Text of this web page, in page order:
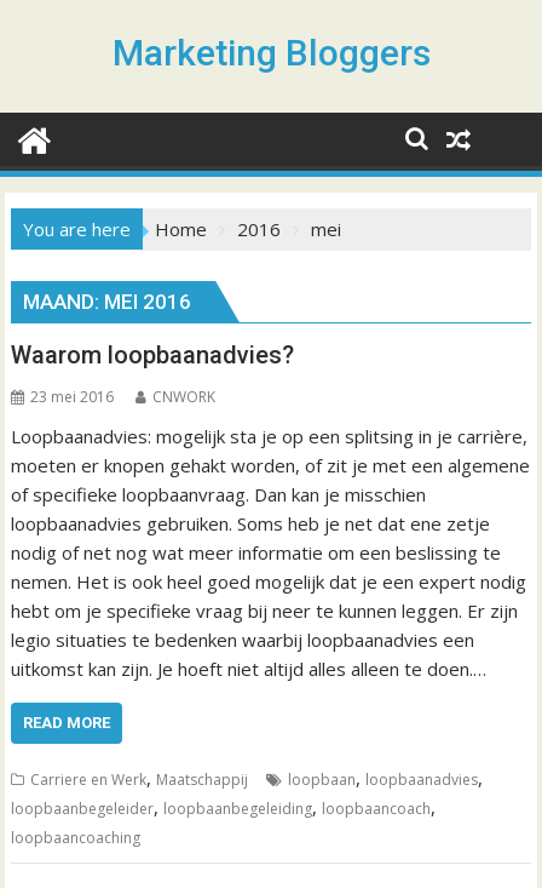
c
Marketing Bloggers
You are here Home 2016 mei
MAAND: MEI 2016
Waarom loopbaanadvies?
23 mei 2016 CNWORK
Loopbaanadvies: mogelijk sta je op een splitsing in je carrière,
moeten er knopen gehakt worden, of zit je met een algemene
of specifieke loopbaanvraag. Dan kan je misschien
loopbaanadvies gebruiken. Soms heb je net dat ene zetje
nodig of net nog wat meer informatie om een beslissing te
nemen. Het is ook heel goed mogelijk dat je een expert nodig
hebt om je specifieke vraag bij neer te kunnen leggen. Er zijn
legio situaties te bedenken waarbij loopbaanadvies een
uitkomst kan zijn. Je hoeft niet altijd alles alleen te doen.…
READ MORE
Carriere en Werk, Maatschappij loopbaan, loopbaanadvies,
loopbaanbegeleider, loopbaanbegeleiding, loopbaancoach,
loopbaancoaching